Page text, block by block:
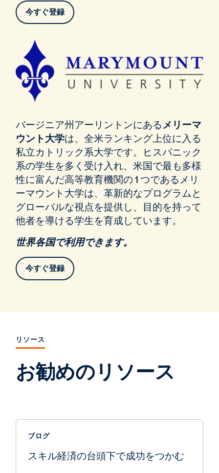
今すぐ登録
バージニア州アーリントンにあるメリーマ
ウント大学は、全米ランキング上位に入る
私立カトリック系大学です。ヒスパニック
系の学生を多く受け入れ、米国で最も多様
性に富んだ高等教育機関の 1 つであるメリ
ーマウント大学は、革新的なプログラムと
グローバルな視点を提供し、目的を持って
他者を導ける学生を育成しています。
世界各国で利用できます。
今すぐ登録
リソース
お勧めのリソース
ブログ
スキル経済の台頭下で成功をつかむ